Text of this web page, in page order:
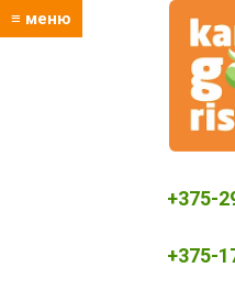
≡ меню
+375-
+375-